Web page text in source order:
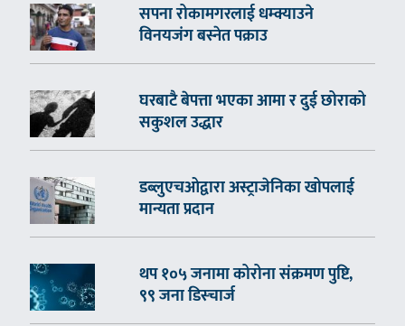
सपना रोकामगरलाई धम्क्याउने
विनयजंग बस्नेत पक्राउ
घरबाटै बेपत्ता भएका आमा र दुई छोराको
सकुशल उद्धार
डब्लुएचओद्वारा अस्ट्राजेनिका खोपलाई
मान्यता प्रदान
थप १०५ जनामा कोरोना संक्रमण पुष्टि,
९९ जना डिस्चार्ज